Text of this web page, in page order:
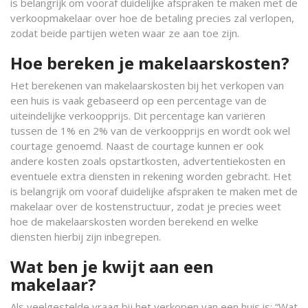
is belangrijk om vooraf duidelijke afspraken te maken met de
verkoopmakelaar over hoe de betaling precies zal verlopen,
zodat beide partijen weten waar ze aan toe zijn.
Hoe bereken je makelaarskosten?
Het berekenen van makelaarskosten bij het verkopen van
een huis is vaak gebaseerd op een percentage van de
uiteindelijke verkoopprijs. Dit percentage kan variëren
tussen de 1% en 2% van de verkoopprijs en wordt ook wel
courtage genoemd. Naast de courtage kunnen er ook
andere kosten zoals opstartkosten, advertentiekosten en
eventuele extra diensten in rekening worden gebracht. Het
is belangrijk om vooraf duidelijke afspraken te maken met de
makelaar over de kostenstructuur, zodat je precies weet
hoe de makelaarskosten worden berekend en welke
diensten hierbij zijn inbegrepen.
Wat ben je kwijt aan een
makelaar?